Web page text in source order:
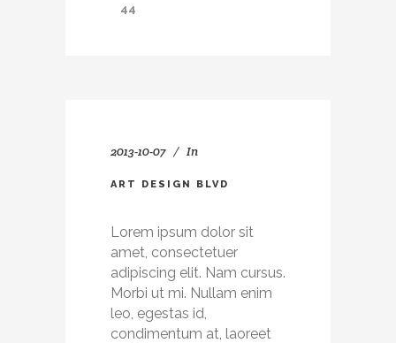
44
2013-10-07 In
ART DESIGN BLVD
Lorem ipsum dolor sit
amet, consectetuer
adipiscing elit. Nam cursus.
Morbi ut mi. Nullam enim
leo, egestas id,
condimentum at, laoreet